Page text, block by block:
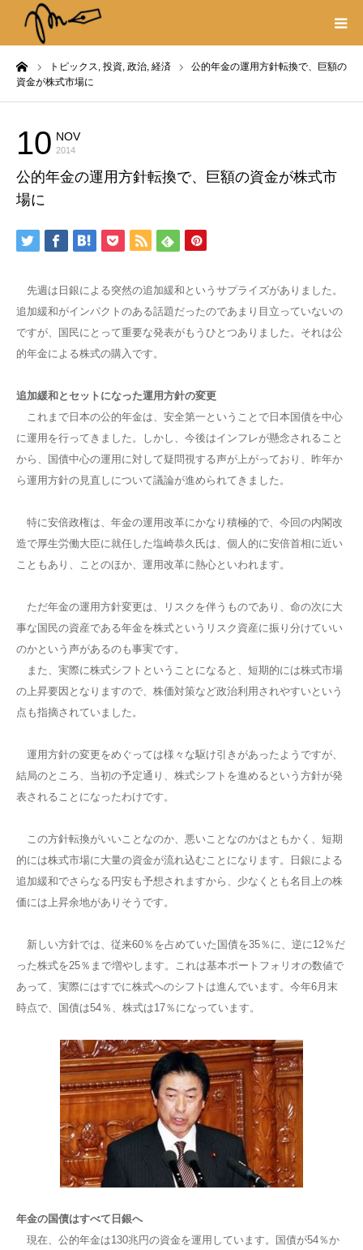
トピックス, 投資, 政治, 経済
公的年金の運用方針転換で、巨額の
資金が株式市場に
10 NOV
2014
公的年金の運用方針転換で、巨額の資金が株式市
場に
先週は日銀による突然の追加緩和というサプライズがありました。
追加緩和がインパクトのある話題だったのであまり目立っていないの
ですが、国民にとって重要な発表がもうひとつありました。それは公
的年金による株式の購入です。
追加緩和とセットになった運用方針の変更
これまで日本の公的年金は、安全第一ということで日本国債を中心
に運用を行ってきました。しかし、今後はインフレが懸念されること
から、国債中心の運用に対して疑問視する声が上がっており、昨年か
ら運用方針の見直しについて議論が進められてきました。
特に安倍政権は、年金の運用改革にかなり積極的で、今回の内閣改
造で厚生労働大臣に就任した塩崎恭久氏は、個人的に安倍首相に近い
こともあり、ことのほか、運用改革に熱心といわれます。
ただ年金の運用方針変更は、リスクを伴うものであり、命の次に大
事な国民の資産である年金を株式というリスク資産に振り分けていい
のかという声があるのも事実です。
また、実際に株式シフトということになると、短期的には株式市場
の上昇要因となりますので、株価対策など政治利用されやすいという
点も指摘されていました。
運用方針の変更をめぐっては様々な駆け引きがあったようですが、
結局のところ、当初の予定通り、株式シフトを進めるという方針が発
表されることになったわけです。
この方針転換がいいことなのか、悪いことなのかはともかく、短期
的には株式市場に大量の資金が流れ込むことになります。日銀による
追加緩和でさらなる円安も予想されますから、少なくとも名目上の株
価には上昇余地がありそうです。
新しい方針では、従来60％を占めていた国債を35％に、逆に12％だ
った株式を25％まで増やします。これは基本ポートフォリオの数値で
あって、実際にはすでに株式へのシフトは進んでいます。今年6月末
時点で、国債は54％、株式は17％になっています。
年金の国債はすべて日銀へ
現在、公的年金は130兆円の資金を運用しています。国債が54％か
プロフィール